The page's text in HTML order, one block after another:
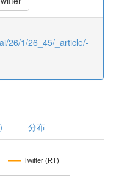
26/1/26_45/_article/-
分布
Twitter (RT)